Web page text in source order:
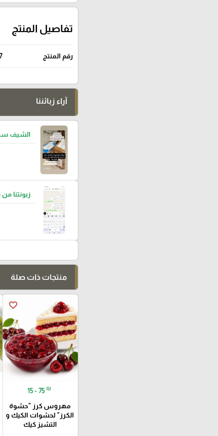
تفاصيل المنتج
رقم المنتج
آراء زبائننا
الشيف
زبونتنا
منتجات ذات صلة
favorite_border
15 - 75 ₪
مهروس كرز "حشوة
الكرز" لحشوات الكيك و
التشيز كيك